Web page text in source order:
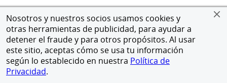
Nosotros y nuestros socios usamos cookies y
otras herramientas de publicidad, para ayudar a
detener el fraude y para otros propósitos. Al usar
este sitio, aceptas cómo se usa tu información
según lo establecido en nuestra Política de
Privacidad.